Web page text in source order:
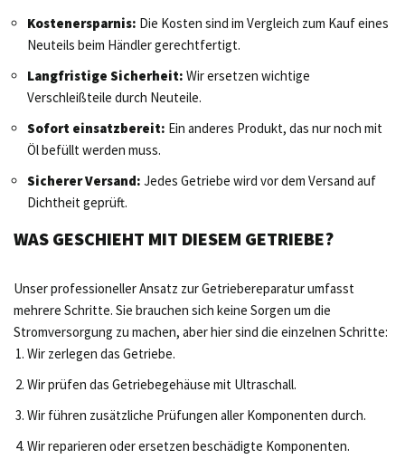
Kostenersparnis: Die Kosten sind im Vergleich zum Kauf eines
Neuteils beim Händler gerechtfertigt.
Langfristige Sicherheit: Wir ersetzen wichtige
Verschleißteile durch Neuteile.
Sofort einsatzbereit: Ein anderes Produkt, das nur noch mit
Öl befüllt werden muss.
Sicherer Versand: Jedes Getriebe wird vor dem Versand auf
Dichtheit geprüft.
WAS GESCHIEHT MIT DIESEM GETRIEBE?
Unser professioneller Ansatz zur Getriebereparatur umfasst
mehrere Schritte. Sie brauchen sich keine Sorgen um die
Stromversorgung zu machen, aber hier sind die einzelnen Schritte:
Wir zerlegen das Getriebe.
Wir prüfen das Getriebegehäuse mit Ultraschall.
Wir führen zusätzliche Prüfungen aller Komponenten durch.
Wir reparieren oder ersetzen beschädigte Komponenten.